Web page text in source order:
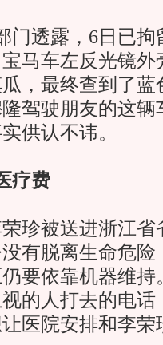
透露，6日已拘
马车左反光镜外
，最终查到了
驾驶朋友的这辆
供认不讳。
疗费
被送进浙江省
有脱离生命危
要依靠机器维持
的人打去的电话
医院安排和李荣